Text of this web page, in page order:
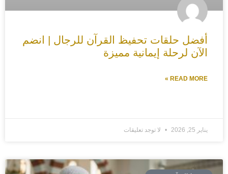
أفضل حلقات تحفيظ القرآن للرجال | انضم
الآن لرحلة إيمانية مميزة
READ MORE »
يناير 25, 2026 لا توجد تعليقات